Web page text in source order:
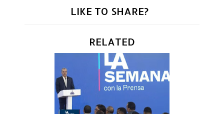
LIKE TO SHARE?
RELATED